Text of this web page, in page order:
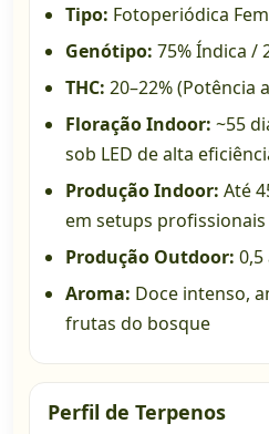
Tipo: Fotoperiódica
Genótipo: 75% Índica /
THC: 20–22% (Potência
Floração Indoor: ~55
sob LED de alta
Produção Indoor: Até
em setups profissionais
Produção Outdoor:
Aroma: Doce intenso,
frutas do bosque
Perfil de Terpenos